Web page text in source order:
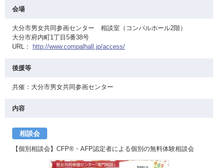
会場
大分市男女共同参画センター 相談室（コンパルホール2階）
大分市府内町1丁目5番38号
URL：
http://www.compalhall.jp/access/
後援等
共催：大分市男女共同参画センター
内容
相談会
【個別相談会】CFP®・AFP認定者による個別の無料体験相談会